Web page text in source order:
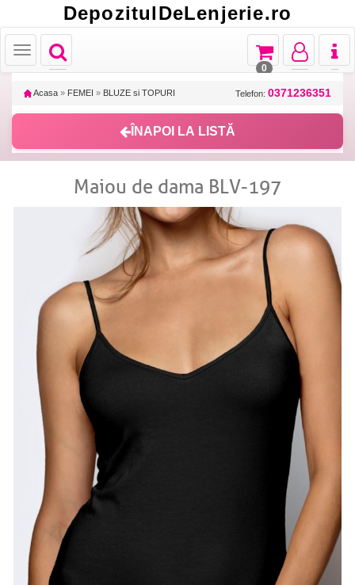
DepozitulDeLenjerie.ro
Toggle
navigation
Toggle
Toggle
navigation
Toggle
navigation
Toggle
navigation
0
Acasa » FEMEI » BLUZE si TOPURI Telefon: 0371236351
ÎNAPOI LA LISTĂ
Maiou de dama BLV-197